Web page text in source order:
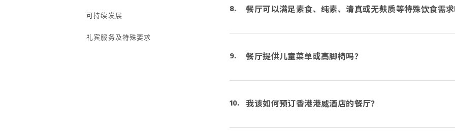
可持续发展
礼宾服务及特殊要求
餐厅可以满足素食、纯素、清真或无麸质等特殊饮食需
餐厅提供儿童菜单或高脚椅吗？
我该如何预订香港港威酒店的餐厅？